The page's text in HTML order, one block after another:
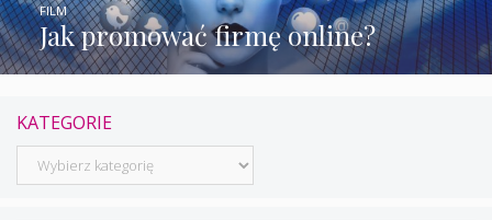
Jak promować firmę online?
FILM
KATEGORIE
Kategorie